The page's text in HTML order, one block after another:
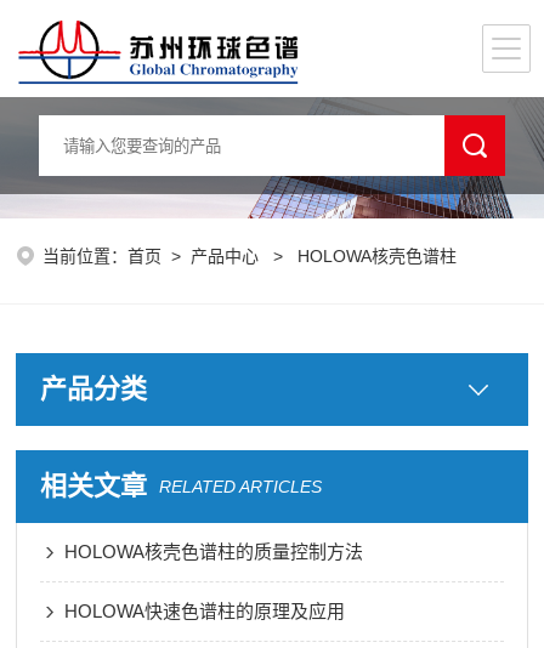
当前位置：首页 > 产品中心 > HOLOWA核壳色谱柱
产品分类
相关文章 RELATED ARTICLES
HOLOWA核壳色谱柱的质量控制方法
HOLOWA快速色谱柱的原理及应用